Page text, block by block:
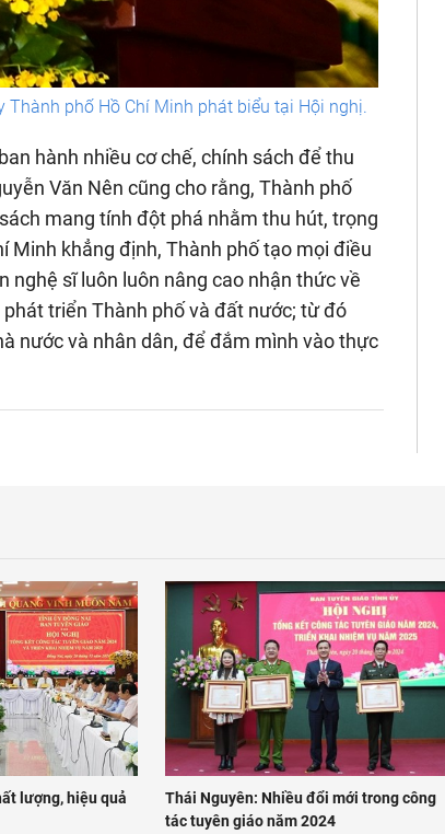
Thành phố Hồ Chí Minh phát biểu tại Hội nghị.
hành nhiều cơ chế, chính sách để thu
Văn Nên cũng cho rằng, Thành phố
mang tính đột phá nhằm thu hút, trọng
Minh khẳng định, Thành phố tạo mọi điều
nghệ sĩ luôn luôn nâng cao nhận thức về
triển Thành phố và đất nước; từ đó
nước và nhân dân, để đắm mình vào thực
lượng, hiệu quả
Thái Nguyên: Nhiều đổi mới trong công
tác tuyên giáo năm 2024